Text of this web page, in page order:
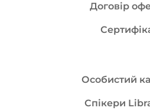
Договір
Особистий
Спікери